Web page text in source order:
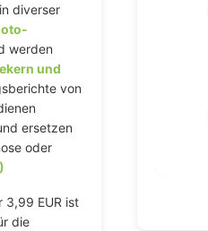
diverser
werden
und
von
ersetzen
oder
3,99 EUR ist
die